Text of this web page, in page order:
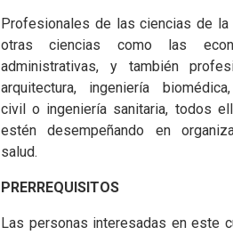
Profesionales de las ciencias de la
otras ciencias como las
administrativas, y también
arquitectura, ingeniería
civil o ingeniería sanitaria, todos
estén desempeñando en
salud.
PRERREQUISITOS
Las personas interesadas en este